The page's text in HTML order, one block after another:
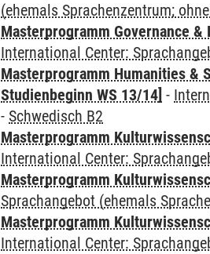
(ehemals Sprachenzentrum;
Masterprogramm Governance
International Center:
Masterprogramm Humanities &
Studienbeginn WS 13/14] -
- Schwedisch B2
Masterprogramm
International Center:
Masterprogramm
Sprachangebot (ehemals
Masterprogramm
International Center: